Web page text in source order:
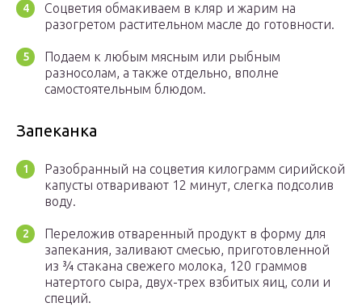
Соцветия обмакиваем в кляр и жарим на
разогретом растительном масле до готовности.
Подаем к любым мясным или рыбным
разносолам, а также отдельно, вполне
самостоятельным блюдом.
Запеканка
Разобранный на соцветия килограмм сирийской
капусты отваривают 12 минут, слегка подсолив
воду.
Переложив отваренный продукт в форму для
запекания, заливают смесью, приготовленной
из ¾ стакана свежего молока, 120 граммов
натертого сыра, двух-трех взбитых яиц, соли и
специй.